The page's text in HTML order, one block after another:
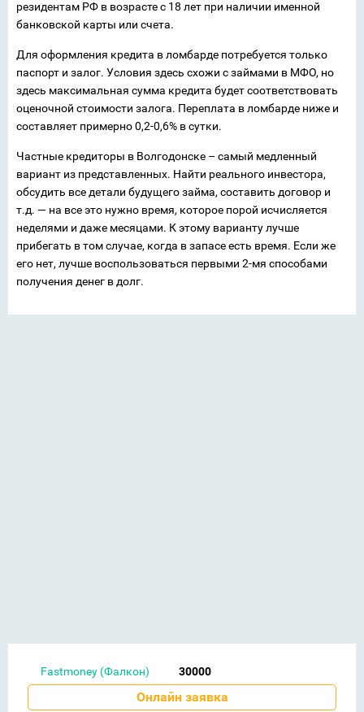
резидентам РФ в возрасте с 18 лет при наличии именной
банковской карты или счета.
Для оформления кредита в ломбарде потребуется только
паспорт и залог. Условия здесь схожи с займами в МФО, но
здесь максимальная сумма кредита будет соответствовать
оценочной стоимости залога. Переплата в ломбарде ниже и
составляет примерно 0,2-0,6% в сутки.
Частные кредиторы в Волгодонске – самый медленный
вариант из представленных. Найти реального инвестора,
обсудить все детали будущего займа, составить договор и
т.д. — на все это нужно время, которое порой исчисляется
неделями и даже месяцами. К этому варианту лучше
прибегать в том случае, когда в запасе есть время. Если же
его нет, лучше воспользоваться первыми 2-мя способами
получения денег в долг.
Fastmoney (Фалкон) 30000
Онлайн заявка